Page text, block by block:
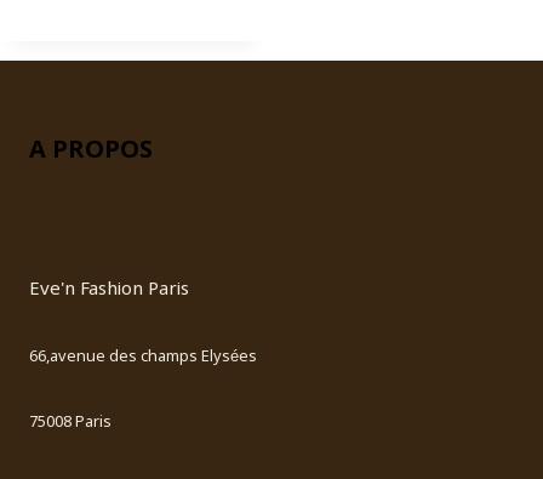
A PROPOS
Eve'n Fashion Paris
66,avenue des champs Elysées
75008 Paris